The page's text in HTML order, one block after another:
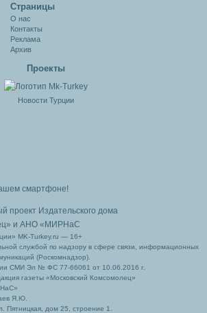
Cтраницы
О нас
Контакты
Реклама
Архив
Проекты
Новости Турции
смартфоне!
проект Издательского дома
и АНО «МИРНаС
MK-Turkey.ru — 16+
службой по надзору в сфере связи, информационных
(Роскомнадзор).
СМИ Эл № ФС 77-66061 от 10.06.2016 г.
газеты «Московский Комсомолец»
Я.Ю.
Пятницкая, дом 25, строение 1.